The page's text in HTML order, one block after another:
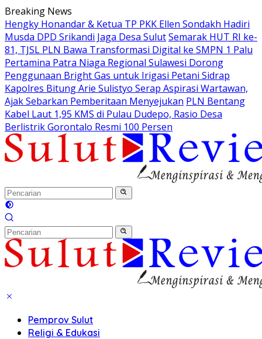
Langsung
ke
konten
Breaking News
Hengky Honandar & Ketua TP PKK Ellen Sondakh Hadiri
Musda DPD Srikandi Jaga Desa SulutSemarak HUT RI ke-
81, TJSL PLN Bawa Transformasi Digital ke SMPN 1 Palu
Pertamina Patra Niaga Regional Sulawesi Dorong
Penggunaan Bright Gas untuk Irigasi Petani Sidrap
Kapolres Bitung Arie Sulistyo Serap Aspirasi Wartawan,
Ajak Sebarkan Pemberitaan Menyejukan PLN Bentang
Kabel Laut 1,95 KMS di Pulau Dudepo, Rasio Desa
Berlistrik Gorontalo Resmi 100 Persen
Pemprov Sulut
Religi & Edukasi